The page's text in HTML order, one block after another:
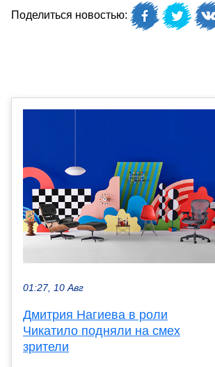
Поделиться новостью:
01:27, 10 Авг
Дмитрия Нагиева в роли
Чикатило подняли на смех
зрители